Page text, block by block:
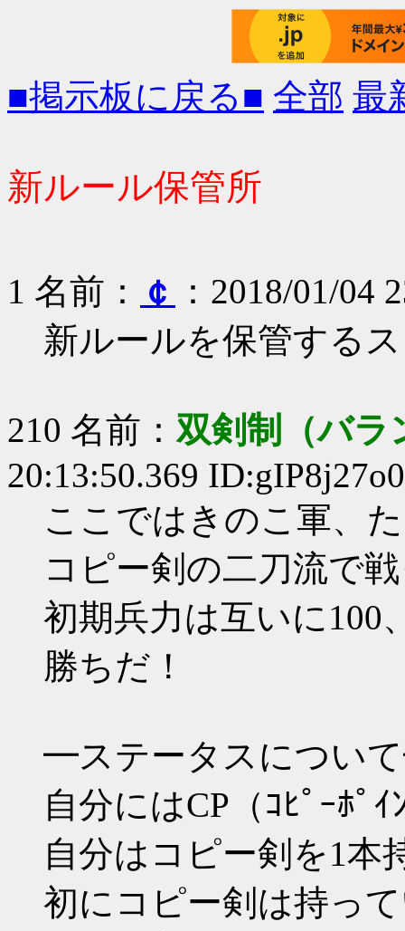
■掲示板に戻る■ 全部 最
新ルール保管所
1 名前： ￠
：2018/01/04
新ルールを保管する
210 名前：双剣制（バラ
20:13:50.369 ID:gIP8j27o0
ここではきのこ軍、
コピー剣の二刀流で
初期兵力は互いに100
勝ちだ！
━ステータスについ
自分にはCP（ｺﾋﾟｰﾎﾟ
自分はコピー剣を1本
初にコピー剣は持っ